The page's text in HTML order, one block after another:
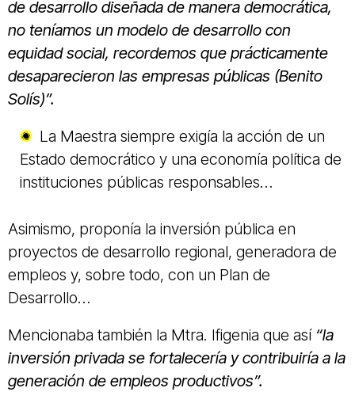
de desarrollo diseñada de manera democrática,
no teníamos un modelo de desarrollo con
equidad social, recordemos que prácticamente
desaparecieron las empresas públicas (Benito
Solís)”.
La Maestra siempre exigía la acción de un
Estado democrático y una economía política de
instituciones públicas responsables…
Asimismo, proponía la inversión pública en
proyectos de desarrollo regional, generadora de
empleos y, sobre todo, con un Plan de
Desarrollo…
Mencionaba también la Mtra. Ifigenia que así “la
inversión privada se fortalecería y contribuiría a la
generación de empleos productivos”.